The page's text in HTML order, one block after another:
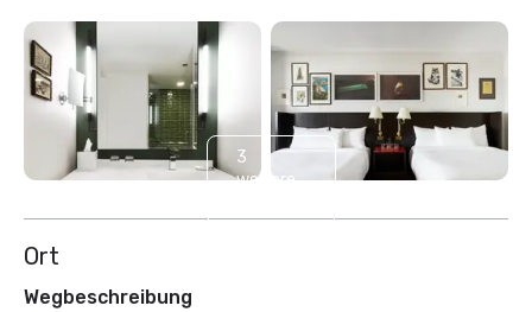
3
weitere
Ort
Wegbeschreibung